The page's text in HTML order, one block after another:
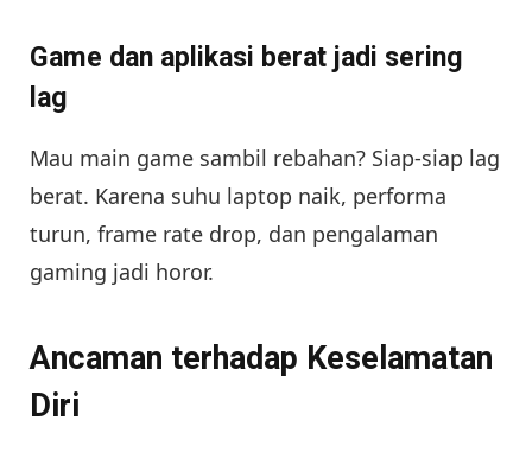
Game dan aplikasi berat jadi sering
lag
Mau main game sambil rebahan? Siap-siap lag
berat. Karena suhu laptop naik, performa
turun, frame rate drop, dan pengalaman
gaming jadi horor.
Ancaman terhadap Keselamatan
Diri